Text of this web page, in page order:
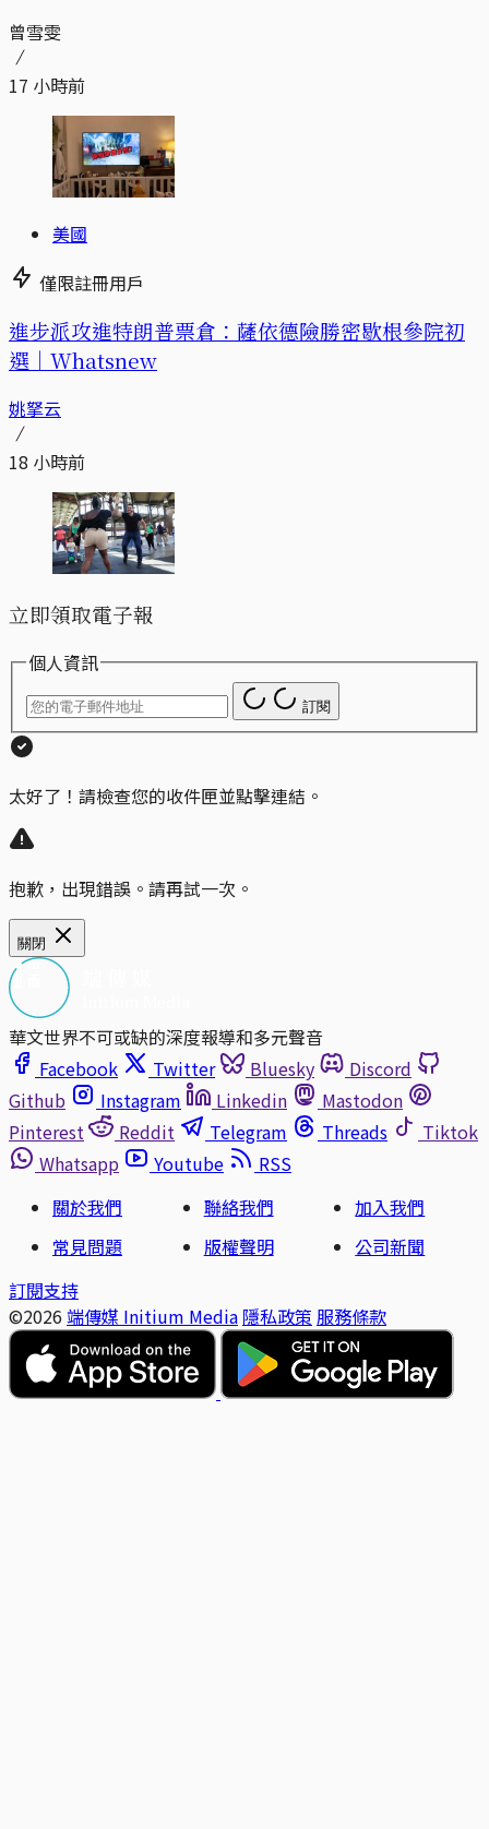
曾雪雯
17 小時前
美國
僅限註冊用戶
進步派攻進特朗普票倉：薩依德險勝密歇根參院初
選｜Whatsnew
姚拏云
18 小時前
立即領取電子報
個人資訊
訂閱
太好了！請檢查您的收件匣並點擊連結。
抱歉，出現錯誤。請再試一次。
關閉
華文世界不可或缺的深度報導和多元聲音
Facebook
Twitter Bluesky
Discord
Github
Instagram Linkedin
Mastodon
Pinterest
Reddit Telegram Threads
Tiktok
Whatsapp
Youtube
RSS
關於我們
聯絡我們
加入我們
常見問題
版權聲明
公司新聞
訂閱支持
©2026 端傳媒 Initium Media 隱私政策 服務條款